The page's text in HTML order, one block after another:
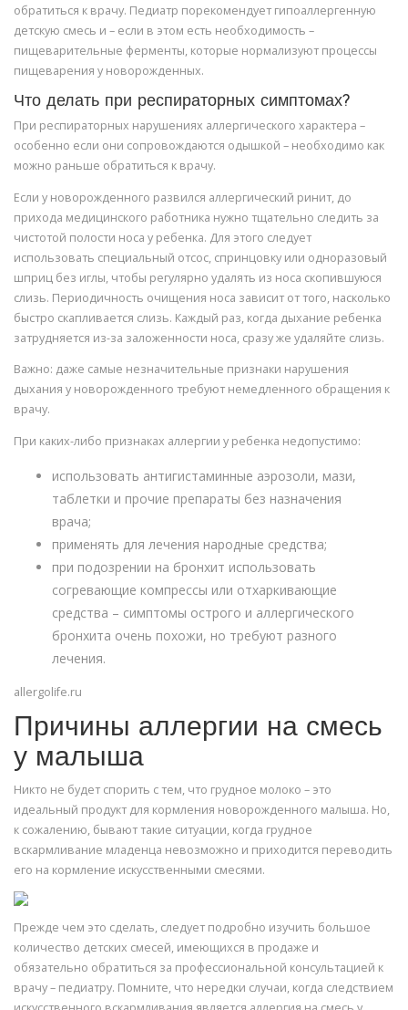
обратиться к врачу. Педиатр порекомендует гипоаллергенную
детскую смесь и – если в этом есть необходимость –
пищеварительные ферменты, которые нормализуют процессы
пищеварения у новорожденных.
Что делать при респираторных симптомах?
При респираторных нарушениях аллергического характера –
особенно если они сопровождаются одышкой – необходимо как
можно раньше обратиться к врачу.
Если у новорожденного развился аллергический ринит, до
прихода медицинского работника нужно тщательно следить за
чистотой полости носа у ребенка. Для этого следует
использовать специальный отсос, спринцовку или одноразовый
шприц без иглы, чтобы регулярно удалять из носа скопившуюся
слизь. Периодичность очищения носа зависит от того, насколько
быстро скапливается слизь. Каждый раз, когда дыхание ребенка
затрудняется из-за заложенности носа, сразу же удаляйте слизь.
Важно: даже самые незначительные признаки нарушения
дыхания у новорожденного требуют немедленного обращения к
врачу.
При каких-либо признаках аллергии у ребенка недопустимо:
использовать антигистаминные аэрозоли, мази,
таблетки и прочие препараты без назначения
врача;
применять для лечения народные средства;
при подозрении на бронхит использовать
согревающие компрессы или отхаркивающие
средства – симптомы острого и аллергического
бронхита очень похожи, но требуют разного
лечения.
allergolife.ru
Причины аллергии на смесь
у малыша
Никто не будет спорить с тем, что грудное молоко – это
идеальный продукт для кормления новорожденного малыша. Но,
к сожалению, бывают такие ситуации, когда грудное
вскармливание младенца невозможно и приходится переводить
его на кормление искусственными смесями.
Прежде чем это сделать, следует подробно изучить большое
количество детских смесей, имеющихся в продаже и
обязательно обратиться за профессиональной консультацией к
врачу – педиатру. Помните, что нередки случаи, когда следствием